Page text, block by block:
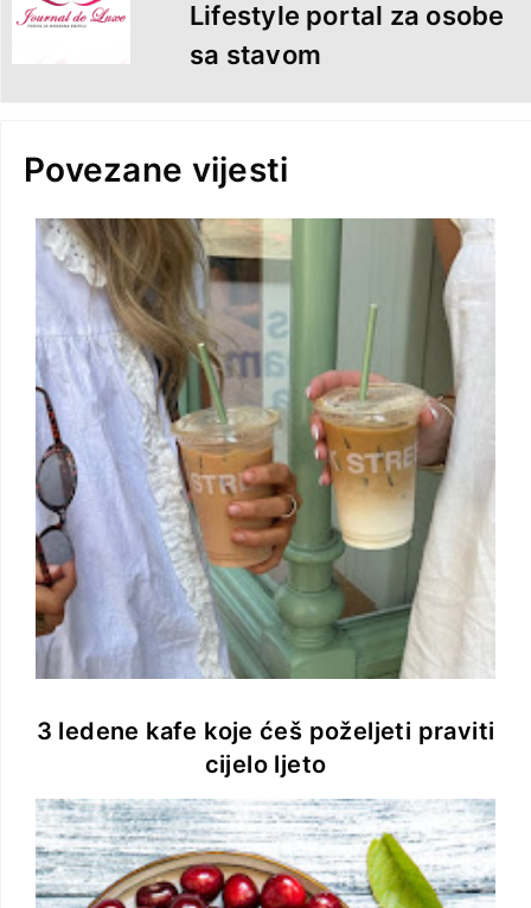
Lifestyle portal za osobe
sa stavom
Povezane vijesti
3 ledene kafe koje ćeš poželjeti praviti
cijelo ljeto